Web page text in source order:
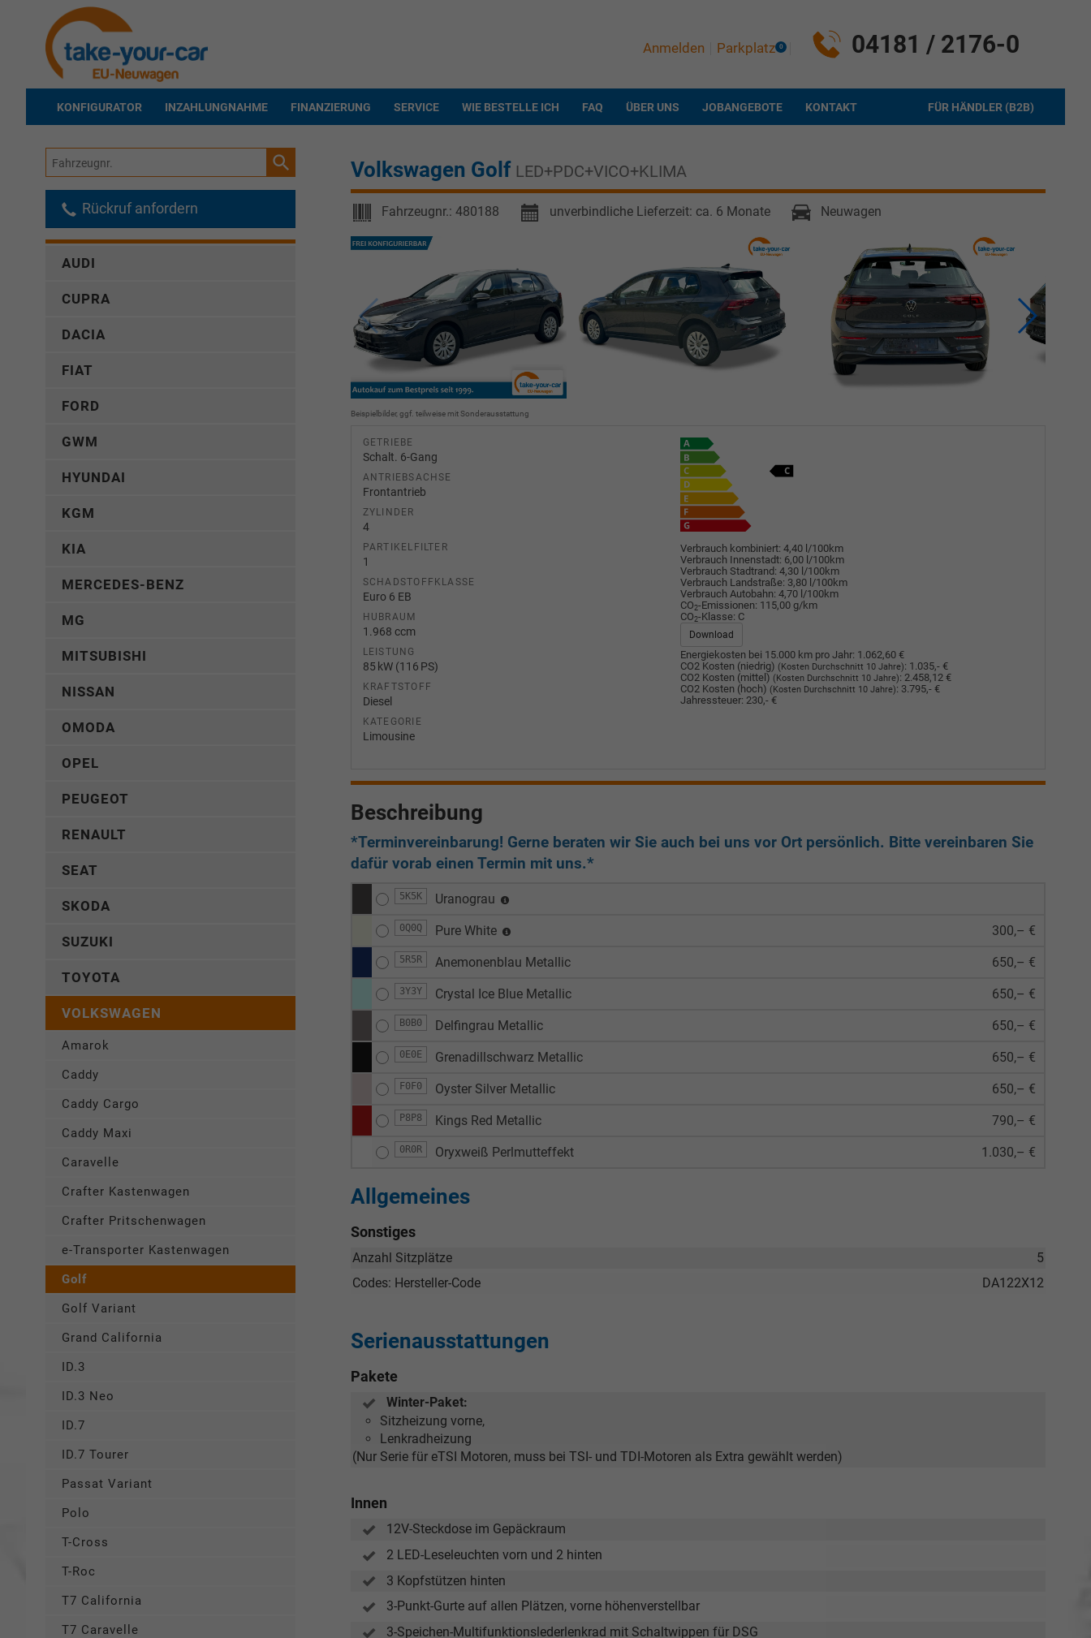
04181 / 2176-0
Anmelden Parkplatz 0
KONFIGURATOR INZAHLUNGNAHME FINANZIERUNG SERVICE WIE BESTELLE ICH FAQ ÜBER UNS JOBANGEBOTE FÜR HÄNDLER (B2B)
KONTAKT
Volkswagen Golf LED+PDC+VICO+KLIMA
Fahrzeugnr.: 480188 unverbindliche Lieferzeit: ca. 6 Monate Neuwagen
Beispielbilder, ggf. teilweise mit Sonderausstattung
GETRIEBE
Schalt. 6-Gang
ANTRIEBSACHSE
Frontantrieb
ZYLINDER
4
PARTIKELFILTER
1
SCHADSTOFFKLASSE
Euro 6 EB
HUBRAUM
1.968 ccm
LEISTUNG
85 kW (116 PS)
KRAFTSTOFF
Diesel
KATEGORIE
Limousine
Verbrauch kombiniert: 4,40 l/100km
Verbrauch Innenstadt: 6,00 l/100km
Verbrauch Stadtrand: 4,30 l/100km
Verbrauch Landstraße: 3,80 l/100km
Verbrauch Autobahn: 4,70 l/100km
CO2-Emissionen: 115,00 g/km
CO2-Klasse: C
Download
Energiekosten bei 15.000 km pro Jahr: 1.062,60 €
CO2 Kosten (niedrig) (Kosten Durchschnitt 10 Jahre): 1.035,- €
CO2 Kosten (mittel) (Kosten Durchschnitt 10 Jahre): 2.458,12 €
CO2 Kosten (hoch) (Kosten Durchschnitt 10 Jahre): 3.795,- €
Jahressteuer: 230,- €
Beschreibung
*Terminvereinbarung! Gerne beraten wir Sie auch bei uns vor Ort persönlich. Bitte vereinbaren Sie
dafür vorab einen Termin mit uns.*
5K5K Uranograu
0Q0Q Pure White 300,– €
5R5R Anemonenblau Metallic 650,– €
3Y3Y Crystal Ice Blue Metallic 650,– €
B0B0 Delfingrau Metallic 650,– €
0E0E Grenadillschwarz Metallic 650,– €
F0F0 Oyster Silver Metallic 650,– €
P8P8 Kings Red Metallic 790,– €
0R0R Oryxweiß Perlmutteffekt 1.030,– €
Allgemeines
Sonstiges
5
Anzahl Sitzplätze
DA122X12
Codes: Hersteller-Code
Serienausstattungen
Pakete
Winter-Paket:
Sitzheizung vorne,
Lenkradheizung
(Nur Serie für eTSI Motoren, muss bei TSI- und TDI-Motoren als Extra gewählt werden)
Innen
12V-Steckdose im Gepäckraum
2 LED-Leseleuchten vorn und 2 hinten
3 Kopfstützen hinten
3-Punkt-Gurte auf allen Plätzen, vorne höhenverstellbar
3-Speichen-Multifunktionslederlenkrad mit Schaltwippen für DSG
Fahrzeugnr.
Rückruf anfordern
AUDI
CUPRA
DACIA
FIAT
FORD
GWM
HYUNDAI
KGM
KIA
MERCEDES-BENZ
MG
MITSUBISHI
NISSAN
OMODA
OPEL
PEUGEOT
RENAULT
SEAT
SKODA
SUZUKI
TOYOTA
VOLKSWAGEN
Amarok
Caddy
Caddy Cargo
Caddy Maxi
Caravelle
Crafter Kastenwagen
Crafter Pritschenwagen
e-Transporter Kastenwagen
Golf
Golf Variant
Grand California
ID.3
ID.3 Neo
ID.7
ID.7 Tourer
Passat Variant
Polo
T-Cross
T-Roc
T7 California
T7 Caravelle